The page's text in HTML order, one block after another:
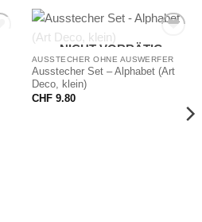
NICHT VORRÄTIG
AUSSTECHER OHNE AUSWERFER
Ausstecher Set – Alphabet (Art
Deco, klein)
CHF9.80